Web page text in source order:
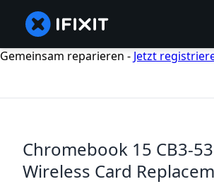
Gemeinsam reparieren - Jetzt
Chromebook 15 CB3-
Wireless Card